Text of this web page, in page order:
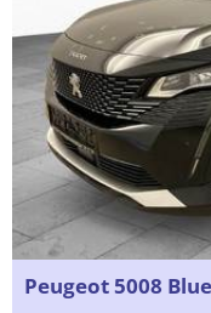
Peugeot 5008